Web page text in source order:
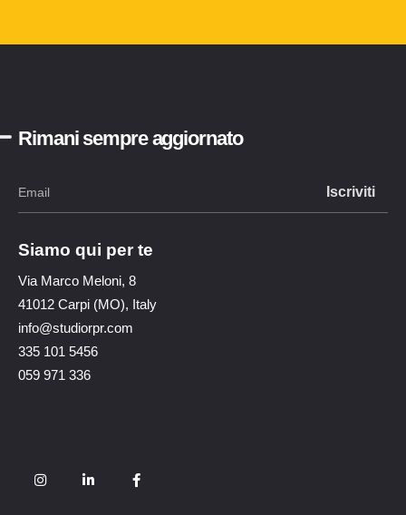
Rimani sempre aggiornato
Siamo qui per te
Via Marco Meloni, 8
41012 Carpi (MO), Italy
info@studiorpr.com
335 101 5456
059 971 336